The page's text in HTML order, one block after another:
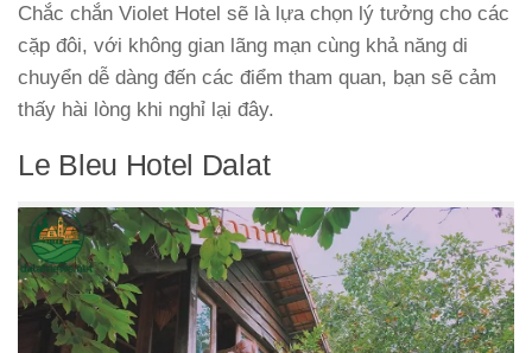
Chắc chắn Violet Hotel sẽ là lựa chọn lý tưởng cho các
cặp đôi, với không gian lãng mạn cùng khả năng di
chuyển dễ dàng đến các điểm tham quan, bạn sẽ cảm
thấy hài lòng khi nghỉ lại đây.
Le Bleu Hotel Dalat